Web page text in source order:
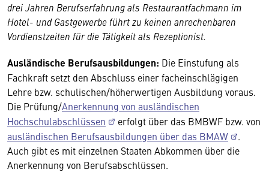
drei Jahren Berufserfahrung als Restaurantfachmann im
Hotel- und Gastgewerbe führt zu keinen anrechenbaren
Vordienstzeiten für die Tätigkeit als Rezeptionist.
Ausländische Berufsausbildungen: Die Einstufung als
Fachkraft setzt den Abschluss einer facheinschlägigen
Lehre bzw. schulischen/höherwertigen Ausbildung voraus.
Die Prüfung/Anerkennung von ausländischen
Hochschulabschlüssen
erfolgt über das BMBWF bzw. von
ausländischen Berufsausbildungen über das BMAW
.
Auch gibt es mit einzelnen Staaten Abkommen über die
Anerkennung von Berufsabschlüssen.